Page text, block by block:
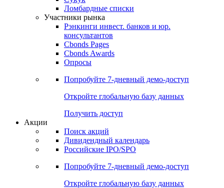
Ломбардные списки
Участники рынка
Рэнкинги инвест. банков и юр.
консультантов
Cbonds Pages
Cbonds Awards
Опросы
Попробуйте 7-дневный демо-доступ
Откройте глобальную базу данных
Получить доступ
Акции
Поиск акций
Дивидендный календарь
Российские IPO/SPO
Попробуйте 7-дневный демо-доступ
Откройте глобальную базу данных